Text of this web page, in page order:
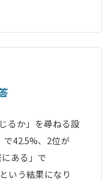
るか」を尋ねる設
で42.5%、2位が
ある」で
いう結果になり